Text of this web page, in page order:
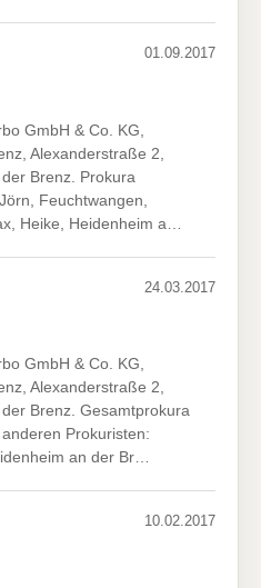
01.09.2017
GmbH & Co. KG,
Alexanderstraße 2,
Brenz. Prokura
Feuchtwangen,
Heike, Heidenheim a…
24.03.2017
GmbH & Co. KG,
Alexanderstraße 2,
Brenz. Gesamtprokura
Prokuristen:
an der Br…
10.02.2017